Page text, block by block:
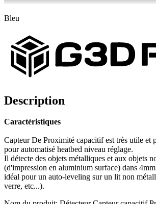
Bleu
Description
Caractéristiques
Capteur De Proximité capacitif est très utile et
pour automatisé heatbed niveau réglage.
Il détecte des objets métalliques et aux objets
(d'impression en aluminium surface) dans
idéal pour un auto-leveling sur un lit non
verre, etc...).